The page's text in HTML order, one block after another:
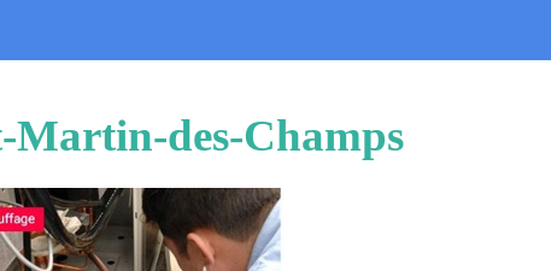
Martin-des-Champs